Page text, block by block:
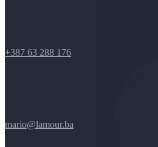
+387 63 288 176
mario@lamour.ba